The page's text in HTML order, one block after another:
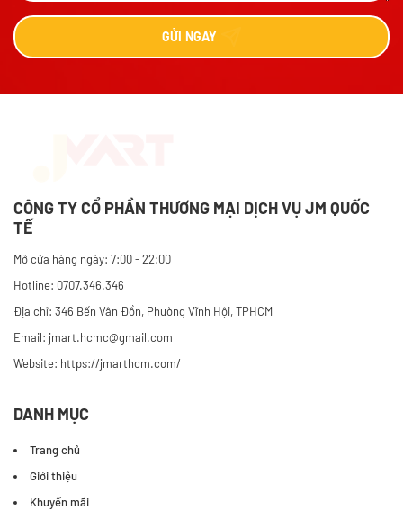
GỬI NGAY
CÔNG TY CỔ PHẦN THƯƠNG MẠI DỊCH VỤ JM QUỐC
TẾ
Mở cửa hàng ngày: 7:00 - 22:00
Hotline: 0707.346.346
Địa chỉ: 346 Bến Vân Đồn, Phường Vĩnh Hội, TPHCM
Email: jmart.hcmc@gmail.com
Website: https://jmarthcm.com/
DANH MỤC
Trang chủ
Giới thiệu
Khuyến mãi